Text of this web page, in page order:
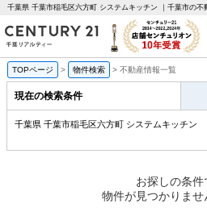
千葉県 千葉市稲毛区六方町 システムキッチン ｜千葉市の
TOPページ > 物件検索 > 不動産情報一覧
現在の検索条件
千葉県 千葉市稲毛区六方町 システムキッチン
お探しの条件
物件が見つかりませ